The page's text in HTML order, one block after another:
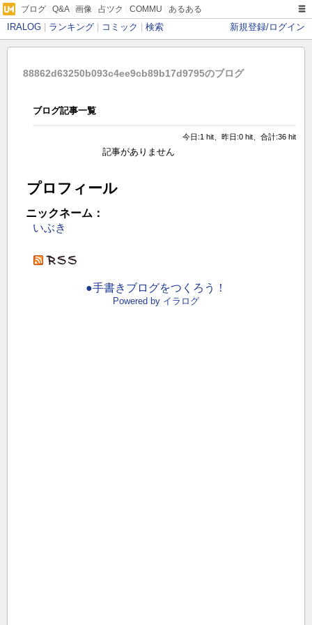
ブログ Q&A| 画像 占ツク COMMU あるある
IRALOG ランキング コミック 検索 新規登録/ログイン
88862d63250b093c4ee9cb89b17d9795のブログ
ブログ記事一覧
今日:1 hit、昨日:0 hit、合計:36 hit
記事がありません
プロフィール
ニックネーム：
いぶき
●手書きブログをつくろう！
Powered by イラログ